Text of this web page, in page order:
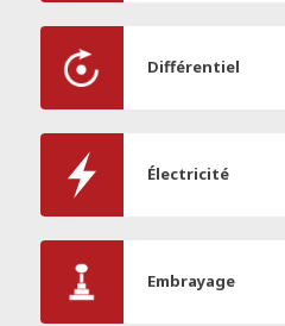
Différentiel
Électricité
Embrayage